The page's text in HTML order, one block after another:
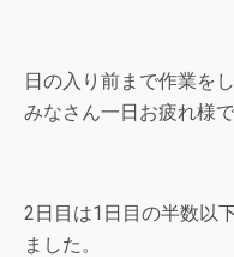
日の入り前まで作業を
みなさん一日お疲れ様
2日目は1日目の半数以
ました。